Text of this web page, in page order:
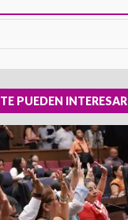
TE PUEDEN INTERESAR